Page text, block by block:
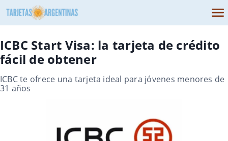
ICBC Start Visa: la tarjeta de crédito
fácil de obtener
ICBC te ofrece una tarjeta ideal para jóvenes menores de
31 años